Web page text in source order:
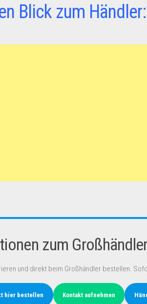
Blick zum Händler:
zum
und direkt beim Großhändler bestellen.
hier bestellen Kontakt aufnehmen